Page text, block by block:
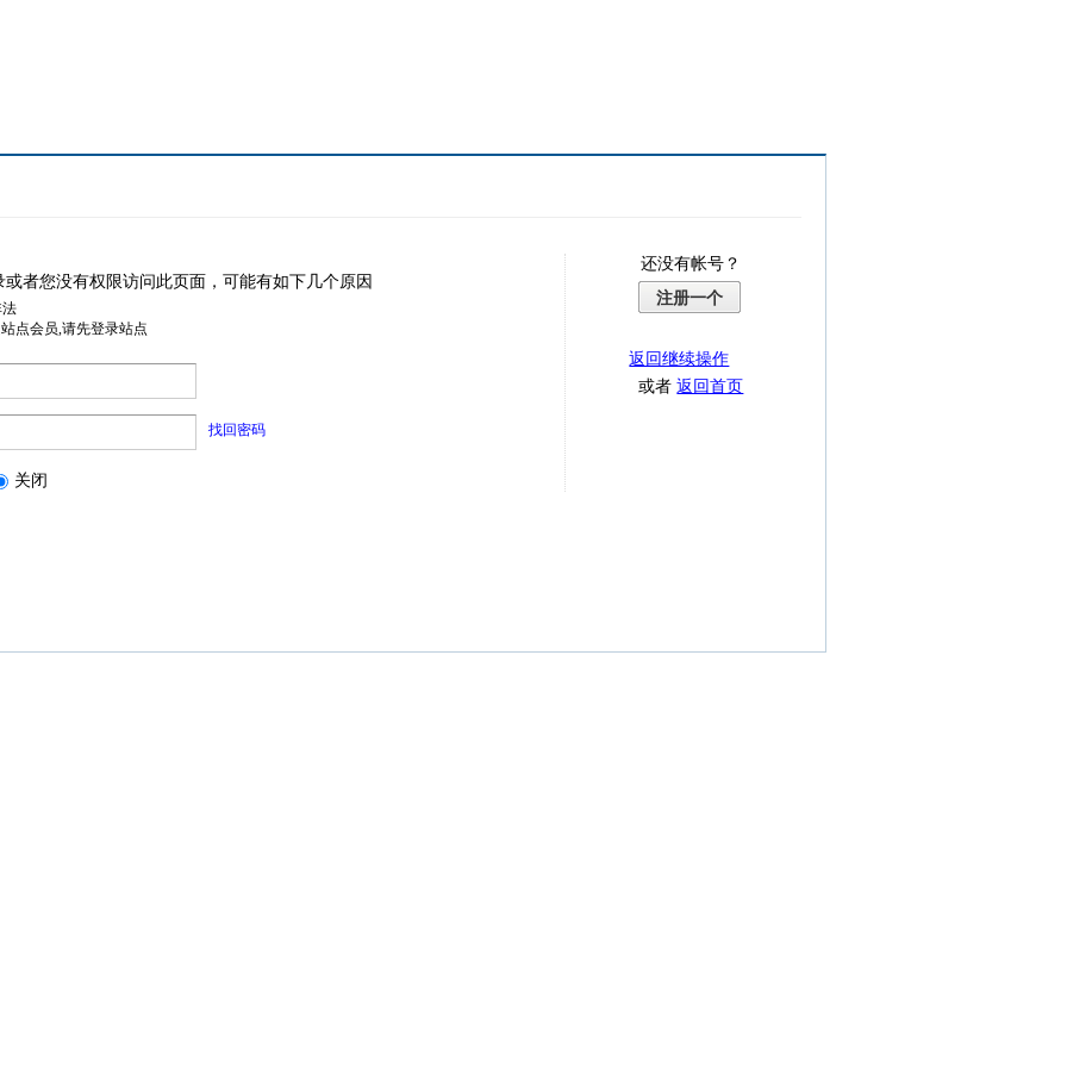
或者您没有权限访问此页面，可能有如下几个原因
点会员,请先登录站点
找回密码
关闭
还没有帐号？
注册一个
返回继续操作
或者返回首页